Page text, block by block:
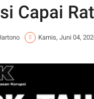
Capai
Kamis, Juni 04,